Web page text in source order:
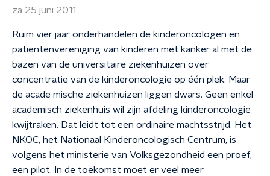
za 25 juni 2011
Ruim vier jaar onderhandelen de kinderoncologen en
patiëntenvereniging van kinderen met kanker al met de
bazen van de universitaire ziekenhuizen over
concentratie van de kinderoncologie op één plek. Maar
de acade mische ziekenhuizen liggen dwars. Geen enkel
academisch ziekenhuis wil zijn afdeling kinderoncologie
kwijtraken. Dat leidt tot een ordinaire machtsstrijd. Het
NKOC, het Nationaal Kinderoncologisch Centrum, is
volgens het ministerie van Volksgezondheid een proef,
een pilot. In de toekomst moet er veel meer